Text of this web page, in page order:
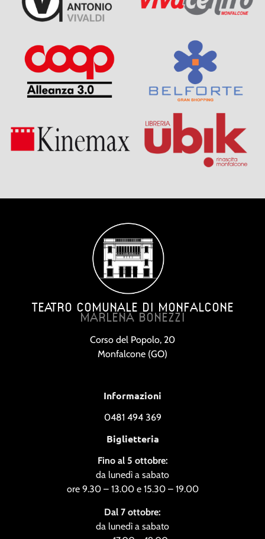
TEATRO COMUNALE DI MONFALCONE
MARLENA BONEZZI
Corso del Popolo, 20
Monfalcone (GO)
Informazioni
0481 494 369
Biglietteria
Fino al 5 ottobre:
da lunedì a sabato
ore 9.30 – 13.00 e 15.30 – 19.00
Dal 7 ottobre:
da lunedì a sabato